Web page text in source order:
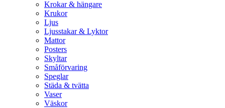
Krokar & hängare
Krukor
Ljus
Ljusstakar & Lyktor
Mattor
Posters
Skyltar
Småförvaring
Speglar
Städa & tvätta
Vaser
Väskor